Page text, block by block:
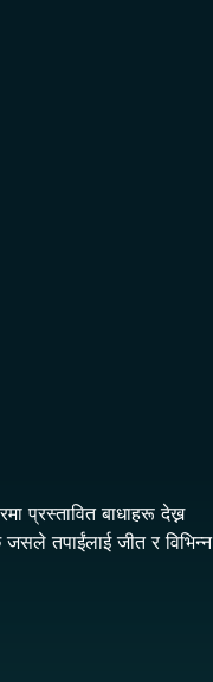
प्रस्तावित बाधाहरू देख्न
तपाईंलाई जीत र विभिन्न